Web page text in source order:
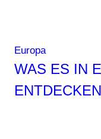
Europa
WAS ES IN